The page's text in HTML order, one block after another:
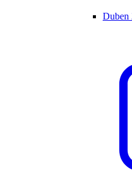
Duben